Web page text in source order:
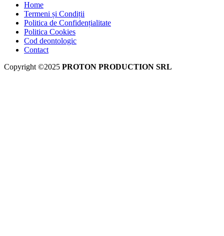
Home
Termeni și Condiții
Politica de Confidențialitate
Politica Cookies
Cod deontologic
Contact
Copyright ©2025 PROTON PRODUCTION SRL